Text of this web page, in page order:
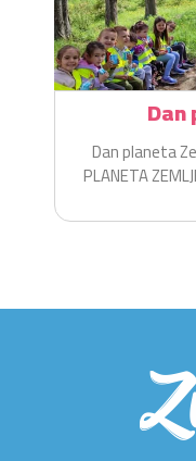
Dan planeta Zemlje PČELICE
PLANETA ZEMLJE Danas smo u skupini